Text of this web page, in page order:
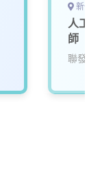
新竹
人工
師
聯發科